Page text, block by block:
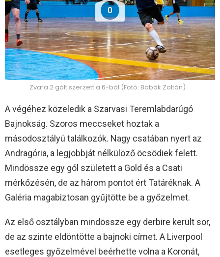
0
Zvara 2 gólt szerzett a 6-ból (Fotó: Babák Zoltán)
A végéhez közeledik a Szarvasi Teremlabdarúgó
Bajnokság. Szoros meccseket hoztak a
másodosztályú találkozók. Nagy csatában nyert az
Andragória, a legjobbját nélkülöző öcsödiek felett.
Mindössze egy gól született a Gold és a Csati
mérkőzésén, de az három pontot ért Tatáréknak. A
Galéria magabiztosan gyűjtötte be a győzelmet.
Az első osztályban mindössze egy derbire került sor,
de az szinte eldöntötte a bajnoki címet. A Liverpool
esetleges győzelmével beérhette volna a Koronát,